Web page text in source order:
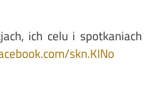
ich celu i spotkaniach
skn.KINo